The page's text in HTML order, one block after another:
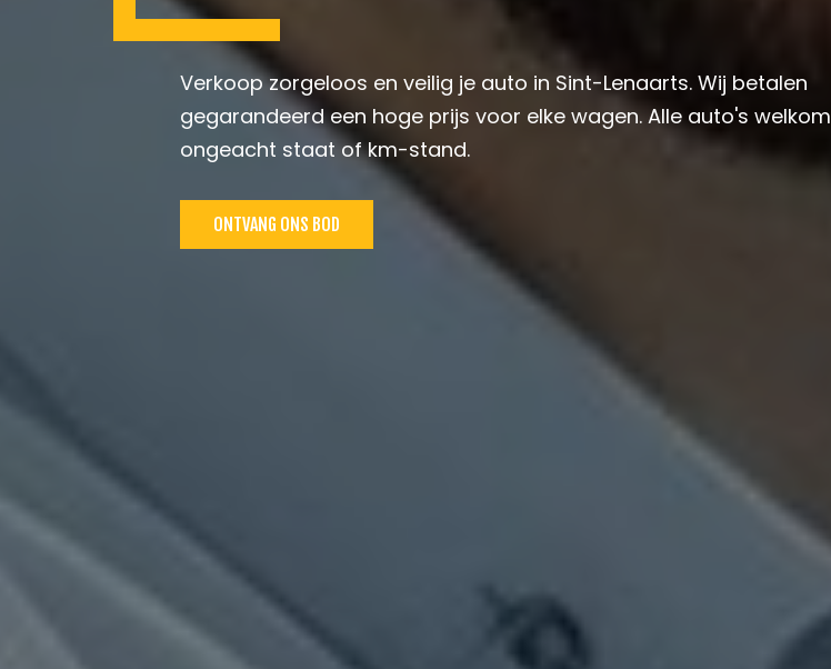
Verkoop zorgeloos en veilig je auto in Sint-Lenaarts. Wij betalen
gegarandeerd een hoge prijs voor elke wagen. Alle auto's welkom
ongeacht staat of km-stand.
ONTVANG ONS BOD